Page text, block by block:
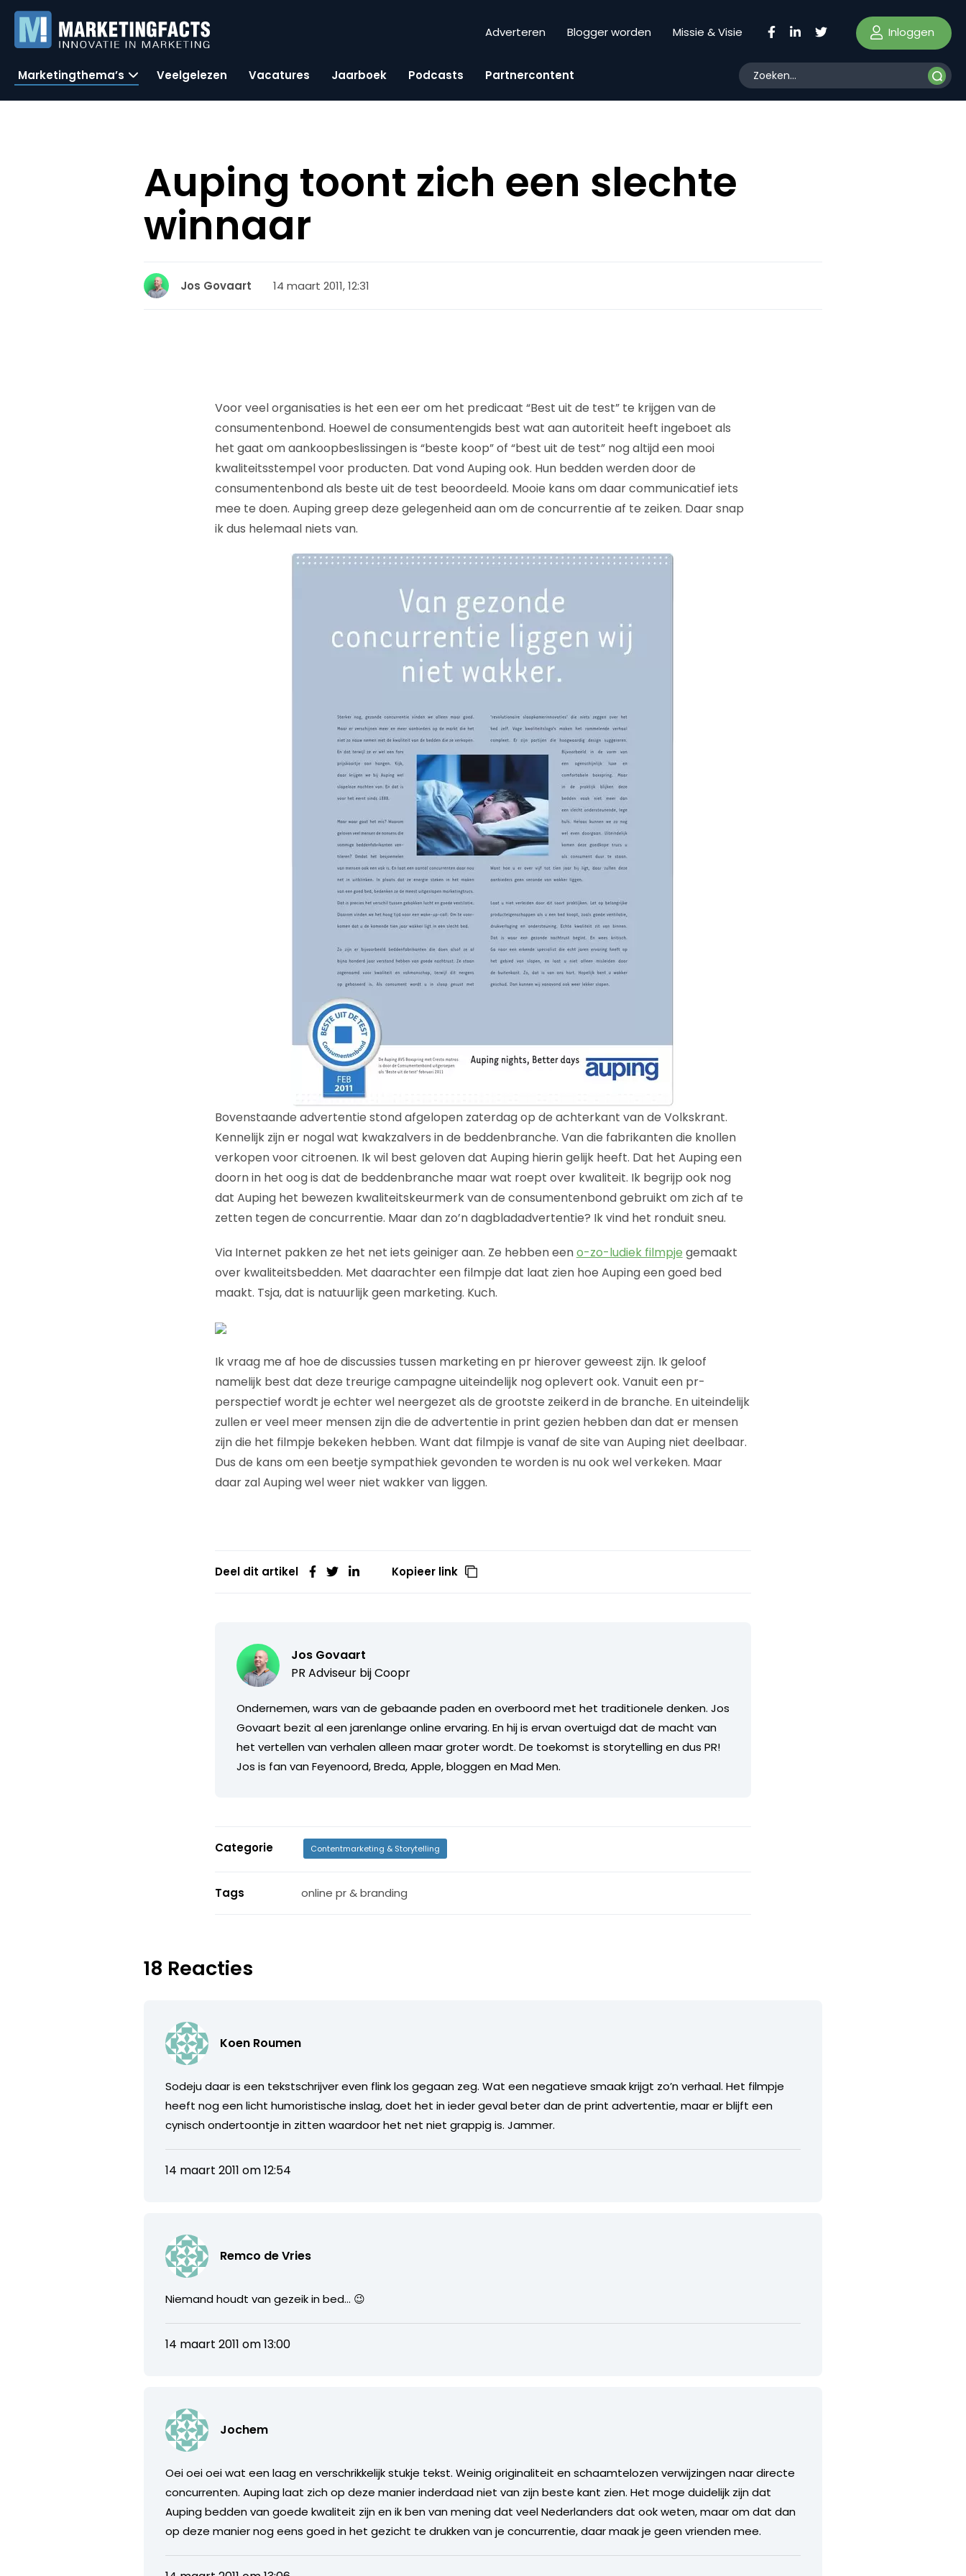
Adverteren Blogger worden Missie & Visie Inloggen
Marketingthema’s Veelgelezen Vacatures Jaarboek Podcasts Partnercontent
Auping toont zich een slechte
winnaar
Jos Govaart 14 maart 2011, 12:31
Voor veel organisaties is het een eer om het predicaat “Best uit de test” te krijgen van de
consumentenbond. Hoewel de consumentengids best wat aan autoriteit heeft ingeboet als
het gaat om aankoopbeslissingen is “beste koop” of “best uit de test” nog altijd een mooi
kwaliteitsstempel voor producten. Dat vond Auping ook. Hun bedden werden door de
consumentenbond als beste uit de test beoordeeld. Mooie kans om daar communicatief iets
mee te doen. Auping greep deze gelegenheid aan om de concurrentie af te zeiken. Daar snap
ik dus helemaal niets van.
Bovenstaande advertentie stond afgelopen zaterdag op de achterkant van de Volkskrant.
Kennelijk zijn er nogal wat kwakzalvers in de beddenbranche. Van die fabrikanten die knollen
verkopen voor citroenen. Ik wil best geloven dat Auping hierin gelijk heeft. Dat het Auping een
doorn in het oog is dat de beddenbranche maar wat roept over kwaliteit. Ik begrijp ook nog
dat Auping het bewezen kwaliteitskeurmerk van de consumentenbond gebruikt om zich af te
zetten tegen de concurrentie. Maar dan zo’n dagbladadvertentie? Ik vind het ronduit sneu.
Via Internet pakken ze het net iets geiniger aan. Ze hebben eeno-zo-ludiek filmpje gemaakt
over kwaliteitsbedden. Met daarachter een filmpje dat laat zien hoe Auping een goed bed
maakt. Tsja, dat is natuurlijk geen marketing. Kuch.
Ik vraag me af hoe de discussies tussen marketing en pr hierover geweest zijn. Ik geloof
namelijk best dat deze treurige campagne uiteindelijk nog oplevert ook. Vanuit een pr-
perspectief wordt je echter wel neergezet als de grootste zeikerd in de branche. En uiteindelijk
zullen er veel meer mensen zijn die de advertentie in print gezien hebben dan dat er mensen
zijn die het filmpje bekeken hebben. Want dat filmpje is vanaf de site van Auping niet deelbaar.
Dus de kans om een beetje sympathiek gevonden te worden is nu ook wel verkeken. Maar
daar zal Auping wel weer niet wakker van liggen.
Deel dit artikel Kopieer link
Jos Govaart
PR Adviseur bijCoopr
Ondernemen, wars van de gebaande paden en overboord met het traditionele denken. Jos
Govaart bezit al een jarenlange online ervaring. En hij is ervan overtuigd dat de macht van
het vertellen van verhalen alleen maar groter wordt. De toekomst is storytelling en dus PR!
Jos is fan van Feyenoord, Breda, Apple, bloggen en Mad Men.
Categorie Contentmarketing & Storytelling
Tags online pr & branding
18 Reacties
Koen Roumen
Sodeju daar is een tekstschrijver even flink los gegaan zeg. Wat een negatieve smaak krijgt zo’n verhaal. Het filmpje
heeft nog een licht humoristische inslag, doet het in ieder geval beter dan de print advertentie, maar er blijft een
cynisch ondertoontje in zitten waardoor het net niet grappig is. Jammer.
14 maart 2011 om 12:54
Remco de Vries
Niemand houdt van gezeik in bed… 😉
14 maart 2011 om 13:00
Jochem
Oei oei oei wat een laag en verschrikkelijk stukje tekst. Weinig originaliteit en schaamtelozen verwijzingen naar directe
concurrenten. Auping laat zich op deze manier inderdaad niet van zijn beste kant zien. Het moge duidelijk zijn dat
Auping bedden van goede kwaliteit zijn en ik ben van mening dat veel Nederlanders dat ook weten, maar om dat dan
op deze manier nog eens goed in het gezicht te drukken van je concurrentie, daar maak je geen vrienden mee.